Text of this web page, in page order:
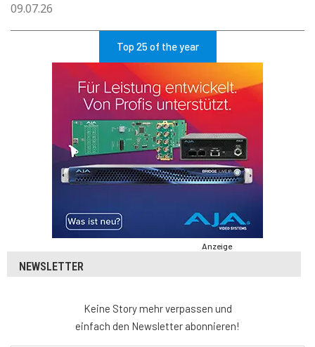
09.07.26
Top 25 of the year
Anzeige
NEWSLETTER
Keine Story mehr verpassen und
einfach den Newsletter abonnieren!